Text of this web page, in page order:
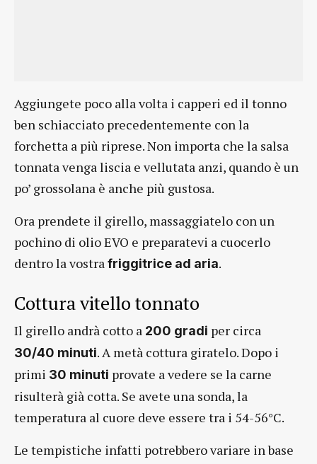
Aggiungete poco alla volta i capperi ed il tonno
ben schiacciato precedentemente con la
forchetta a più riprese. Non importa che la salsa
tonnata venga liscia e vellutata anzi, quando è un
po’ grossolana è anche più gustosa.
Ora prendete il girello, massaggiatelo con un
pochino di olio EVO e preparatevi a cuocerlo
dentro la vostrafriggitrice ad aria.
Cottura vitello tonnato
Il girello andrà cotto a 200 gradi per circa
30/40 minuti. A metà cottura giratelo. Dopo i
primi 30 minuti provate a vedere se la carne
risulterà già cotta. Se avete una sonda, la
temperatura al cuore deve essere tra i 54-56°C.
Le tempistiche infatti potrebbero variare in base